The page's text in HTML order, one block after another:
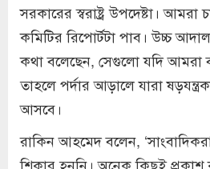
সরকারের স্বরাষ্ট্র উপদেষ্টা।
কমিটির রিপোর্টটা পাব। উচ্চ
কথা বলেছেন, সেগুলো যদি আমরা
তাহলে পর্দার আড়ালে যারা
আসবে।
রাকিন আহমেদ বলেন,
শিকার হননি। অনেক কিছুই প্রকাশ